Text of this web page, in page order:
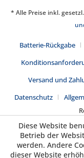
* Alle Preise inkl.
Batterie-Rückgabe
Versand und
Datenschutz
Diese Website
Betrieb der
werden. Andere
dieser Website